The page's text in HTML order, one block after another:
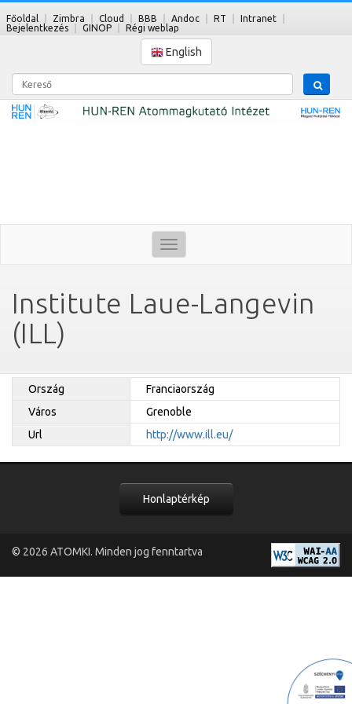
Főoldal Zimbra Cloud BBB Andoc RT
Intranet
Bejelentkezés
GINOP Régi weblap
English
Kereső
Toggle
navigation
Institute Laue-Langevin
(ILL)
Ország
Franciaország
Város
Grenoble
Url
http://www.ill.eu/
Honlaptérkép
© 2026 ATOMKI. Minden jog fenntartva